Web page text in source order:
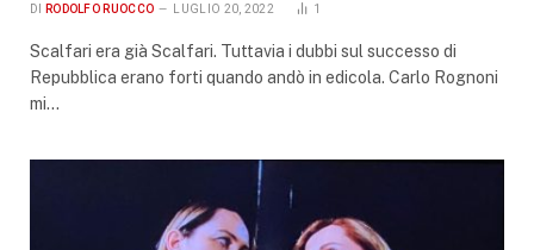
DI RODOLFO RUOCCO LUGLIO 20, 2022 1
Scalfari era già Scalfari. Tuttavia i dubbi sul successo di
Repubblica erano forti quando andò in edicola. Carlo Rognoni
mi…